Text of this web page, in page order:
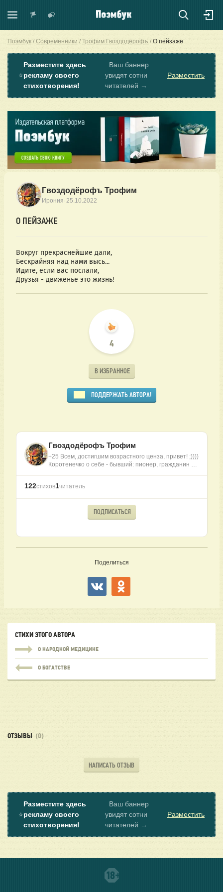
Поэмбук Современники Трофим Гвоздодёрофъ О пейзаже
⭐
Разместите здесь
рекламу своего
стихотворения!
Ваш баннер
увидят сотни
читателей →
Разместить
Гвоздодёрофъ Трофим
Ирония ·25.10.2022
О ПЕЙЗАЖЕ
Вокруг прекраснейшие дали,
Бескрайняя над нами высь...
Идите, если вас послали,
Друзья - движенье это жизнь!
4
В ИЗБРАННОЕ
ПОДДЕРЖАТЬ АВТОРА!
Гвоздодёрофъ Трофим
+25 Всем, достигшим возрастного ценза, привет! ;))))
Коротенечко о себе - бывший: пионер, гражданин …
122стихов1читатель
ПОДПИСАТЬСЯ
Поделиться
СТИХИ ЭТОГО АВТОРА
О НАРОДНОЙ МЕДИЦИНЕ
О БОГАТСТВЕ
ОТЗЫВЫ (0)
НАПИСАТЬ ОТЗЫВ
⭐
Разместите здесь
рекламу своего
стихотворения!
Ваш баннер
увидят сотни
читателей →
Разместить